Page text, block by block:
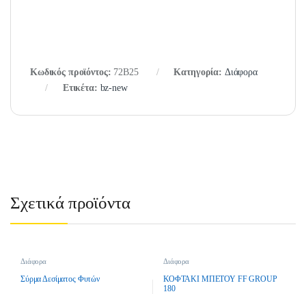
Κωδικός προϊόντος: 72B25 Κατηγορία: Διάφορα
Ετικέτα: bz-new
Σχετικά προϊόντα
Διάφορα
Σύρμα Δεσίματος Φυτών
Διάφορα
ΚΟΦΤΑΚΙ ΜΠΕΤΟΥ FF GROUP
180